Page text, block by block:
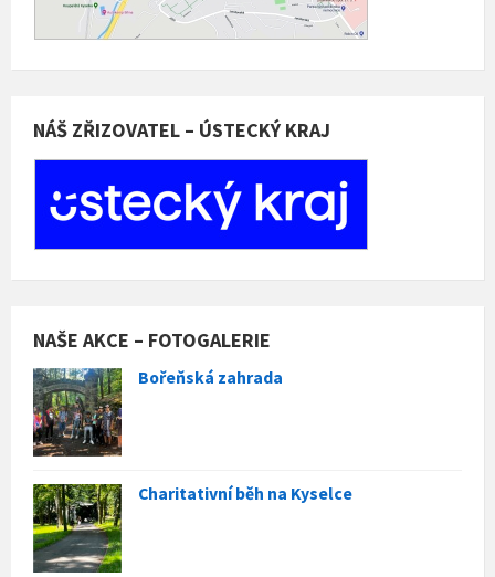
NÁŠ ZŘIZOVATEL – ÚSTECKÝ KRAJ
NAŠE AKCE – FOTOGALERIE
Bořeňská zahrada
Charitativní běh na Kyselce